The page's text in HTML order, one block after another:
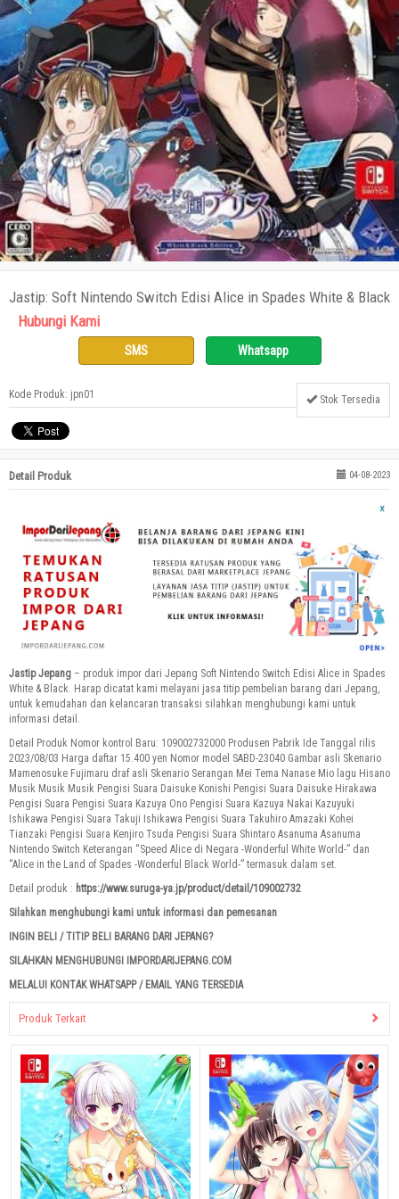
Jastip: Soft Nintendo Switch Edisi Alice in Spades White & Black
Hubungi Kami
SMS Whatsapp
Kode Produk: jpn01 Stok Tersedia
Detail Produk 04-08-2023
Jastip Jepang – produk impor dari Jepang Soft Nintendo Switch Edisi Alice in Spades
White & Black. Harap dicatat kami melayani jasa titip pembelian barang dari Jepang,
untuk kemudahan dan kelancaran transaksi silahkan menghubungi kami untuk
informasi detail.
Detail Produk Nomor kontrol Baru: 109002732000 Produsen Pabrik Ide Tanggal rilis
2023/08/03 Harga daftar 15.400 yen Nomor model SABD-23040 Gambar asli Skenario
Mamenosuke Fujimaru draf asli Skenario Serangan Mei Tema Nanase Mio lagu Hisano
Musik Musik Musik Pengisi Suara Daisuke Konishi Pengisi Suara Daisuke Hirakawa
Pengisi Suara Pengisi Suara Kazuya Ono Pengisi Suara Kazuya Nakai Kazuyuki
Ishikawa Pengisi Suara Takuji Ishikawa Pengisi Suara Takuhiro Amazaki Kohei
Tianzaki Pengisi Suara Kenjiro Tsuda Pengisi Suara Shintaro Asanuma Asanuma
Nintendo Switch Keterangan “Speed ​​Alice di Negara -Wonderful White World-” dan
“Alice in the Land of Spades -Wonderful Black World-” termasuk dalam set.
Detail produk : https://www.suruga-ya.jp/product/detail/109002732
Silahkan menghubungi kami untuk informasi dan pemesanan
INGIN BELI / TITIP BELI BARANG DARI JEPANG?
SILAHKAN MENGHUBUNGI IMPORDARIJEPANG.COM
MELALUI KONTAK WHATSAPP / EMAIL YANG TERSEDIA
Produk Terkait